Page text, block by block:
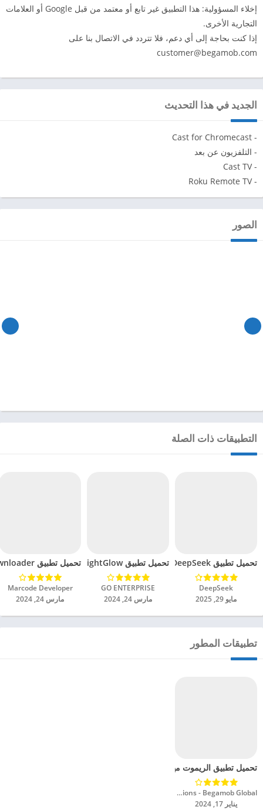
إخلاء المسؤولية: هذا التطبيق غير تابع أو معتمد من قبل Google أو العلامات
التجارية الأخرى.
إذا كنت بحاجة إلى أي دعم، فلا تتردد في الاتصال بنا على
customer@begamob.com
الجديد في هذا التحديث
- Cast for Chromecast
- التلفزيون عن بعد
- Cast TV
- Roku Remote TV
الصور
التطبيقات ذات الصلة
تحميل تطبيق DeepSeek مهكر للاندرويد 2025
DeepSeek‏
مايو 29, 2025
تحميل تطبيق BrightGlow مهكر للاندرويد 2024
GO ENTERPRISE‏
مارس 24, 2024
تحميل تطبيق mp4 video downloader مهكر للاندرويد 2024
Marcode Developer‏
مارس 24, 2024
تطبيقات المطور
تحميل تطبيق الريموت مهكر للاندرويد 2024
iKame Applications - Begamob Global‏
يناير 17, 2024